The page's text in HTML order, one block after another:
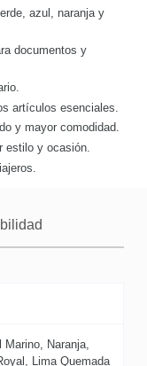
azul, naranja y
documentos y
artículos esenciales.
y mayor comodidad.
estilo y ocasión.
Marino, Naranja,
Lima Quemada